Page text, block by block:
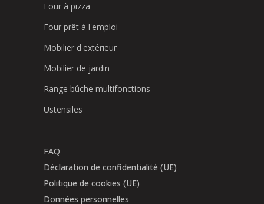
Four à pizza
Four prêt à l'emploi
Mobilier d'extérieur
Mobilier de jardin
Range bûche multifonctions
Ustensiles
FAQ
Déclaration de confidentialité (UE)
Politique de cookies (UE)
Données personnelles